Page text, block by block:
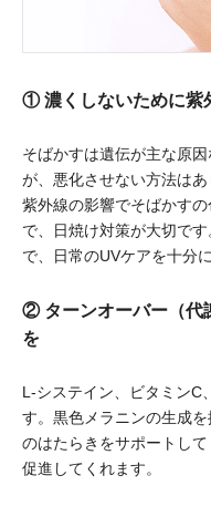
① 濃くしないために紫
そばかすは遺伝が主な原
が、悪化させない方法はあ
紫外線の影響でそばかす
で、日焼け対策が大切で
で、日常のUVケアを十分
② ターンオーバー（代
を
L-システイン、ビタミンC
す。黒色メラニンの生成
のはたらきをサポートし
促進してくれます。